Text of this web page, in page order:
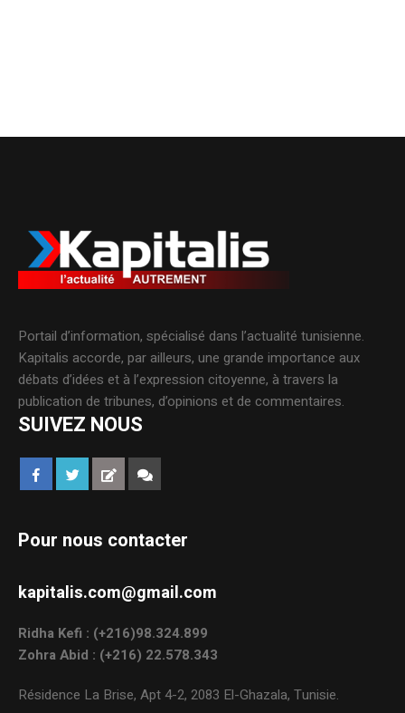
Portail d’information, spécialisé dans l’actualité tunisienne.
Kapitalis accorde, par ailleurs, une grande importance aux
débats d’idées et à l’expression citoyenne, à travers la
publication de tribunes, d’opinions et de commentaires.
SUIVEZ NOUS
Pour nous contacter
kapitalis.com@gmail.com
Ridha Kefi : (+216)98.324.899
Zohra Abid : (+216) 22.578.343
Résidence La Brise, Apt 4-2, 2083 El-Ghazala, Tunisie.